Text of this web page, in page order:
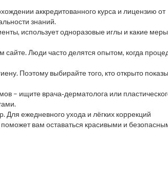
аккредитованного курса и лицензию от
знаний.
использует одноразовые иглы и какие меры
Люди часто делятся опытом, когда
Поэтому выбирайте того, кто открыто
– ищите врача‑дерматолога или
ежедневного ухода и лёгких коррекций
вам оставаться красивыми и